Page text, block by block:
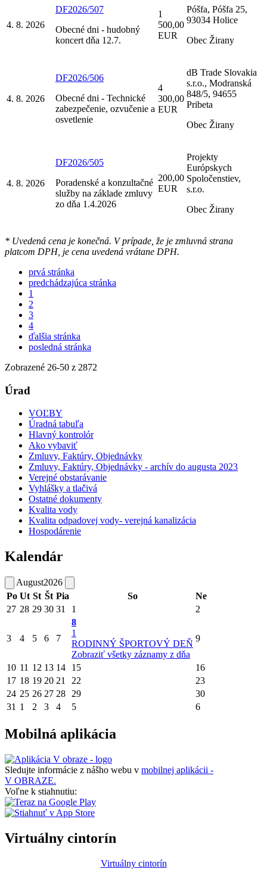
4. 8. 2026
DF2026/507
Obecné dni - hudobný
koncert dňa 12.7.
1
500,00
EUR
Póšfa, Póšfa 25,
93034 Holice
Obec Žirany
4. 8. 2026
DF2026/506
Obecné dni - Technické
zabezpečenie, ozvučenie a
osvetlenie
4
300,00
EUR
dB Trade Slovakia
s.r.o., Modranská
848/5, 94655
Pribeta
Obec Žirany
4. 8. 2026
DF2026/505
Poradenské a konzultačné
služby na základe zmluvy
zo dňa 1.4.2026
200,00
EUR
Projekty
Európskych
Spoločenstiev,
s.r.o.
Obec Žirany
* Uvedená cena je konečná. V prípade, že je zmluvná strana
platcom DPH, je cena uvedená vrátane DPH.
prvá stránka
predchádzajúca stránka
1
2
3
4
ďalšia stránka
posledná stránka
Zobrazené 26-50 z 2872
Úrad
VOĽBY
Úradná tabuľa
Hlavný kontrolór
Ako vybaviť
Zmluvy, Faktúry, Objednávky
Zmluvy, Faktúry, Objednávky - archív do augusta 2023
Verejné obstarávanie
Vyhlášky a tlačivá
Ostatné dokumenty
Kvalita vody
Kvalita odpadovej vody- verejná kanalizácia
Hospodárenie
Kalendár
August2026
Po Ut St Št Pia So
Ne
27 28 29 30 31 1 2
3 4 5 6 7
8
1
RODINNÝ ŠPORTOVÝ DEŇ
Zobraziť všetky záznamy z dňa
9
10 11 12 13 14 15
16
17 18 19 20 21 22
23
24 25 26 27 28 29
30
31 1 2 3 4 5 6
Mobilná aplikácia
Sledujte informácie z nášho webu v mobilnej aplikácii -
V OBRAZE.
Voľne k stiahnutiu:
Virtuálny cintorín
Virtuálny cintorín